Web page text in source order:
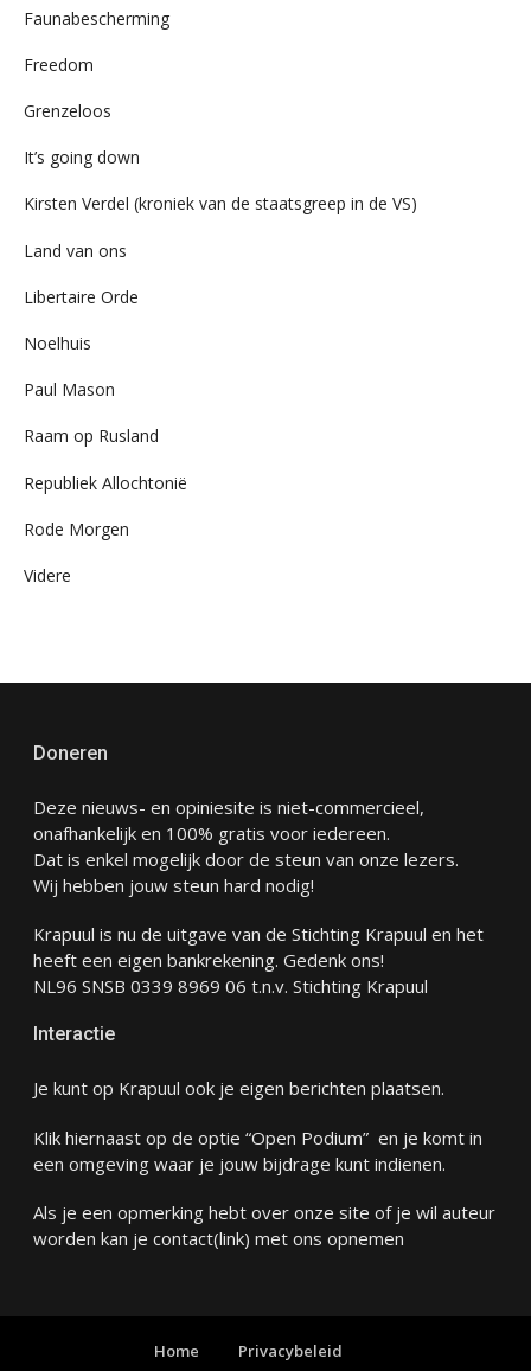
Faunabescherming
Freedom
Grenzeloos
It’s going down
Kirsten Verdel (kroniek van de staatsgreep in de VS)
Land van ons
Libertaire Orde
Noelhuis
Paul Mason
Raam op Rusland
Republiek Allochtonië
Rode Morgen
Videre
Doneren
Deze nieuws- en opiniesite is niet-commercieel,
onafhankelijk en 100% gratis voor iedereen.
Dat is enkel mogelijk door de steun van onze lezers.
Wij hebben jouw steun hard nodig!
Krapuul is nu de uitgave van de Stichting Krapuul en het
heeft een eigen bankrekening. Gedenk ons!
NL96 SNSB 0339 8969 06 t.n.v. Stichting Krapuul
Interactie
Je kunt op Krapuul ook je eigen berichten plaatsen.
Klik hiernaast op de optie “Open Podium” en je komt in
een omgeving waar je jouw bijdrage kunt indienen.
Als je een opmerking hebt over onze site of je wil auteur
worden kan je contact(link) met ons opnemen
Home Privacybeleid